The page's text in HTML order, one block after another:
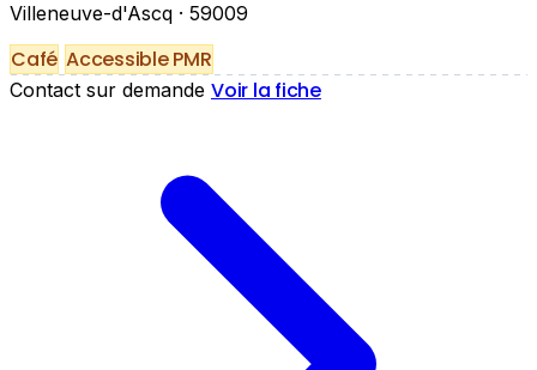
Villeneuve-d'Ascq · 59009
Café Accessible PMR
Contact sur demande Voir la fiche